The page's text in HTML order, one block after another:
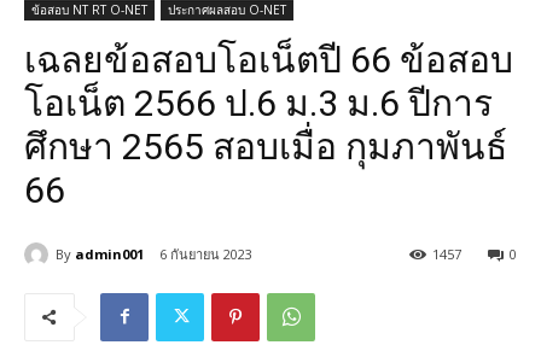
ข้อสอบ NT RT O-NET ประกาศผลสอบ O-NET
เฉลยข้อสอบโอเน็ตปี 66 ข้อสอบ
โอเน็ต 2566 ป.6 ม.3 ม.6 ปีการ
ศึกษา 2565 สอบเมื่อ กุมภาพันธ์
66
By admin001 6 กันยายน 2023 0
1457